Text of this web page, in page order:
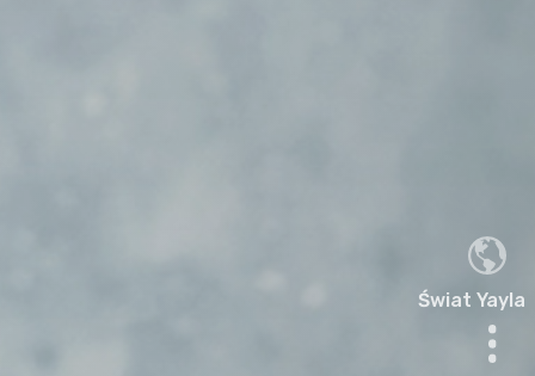
Świat Yayla